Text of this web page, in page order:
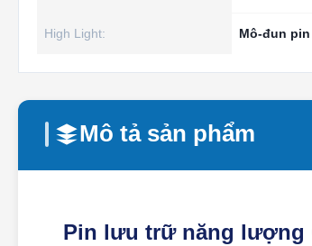
High Light: Mô-đun
Mô tả sản phẩm
Pin lưu trữ năng lượng